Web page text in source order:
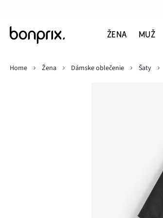
ŽENA MUŽ
Home
Žena Dámske oblečenie Šaty